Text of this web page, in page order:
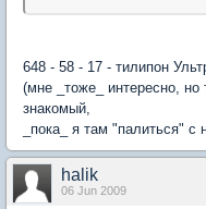
648 - 58 - 17 - тилипон
(мне _тоже_ интересно,
знакомый,
_пока_ я там "палиться" с
halik
06 Jun 2009